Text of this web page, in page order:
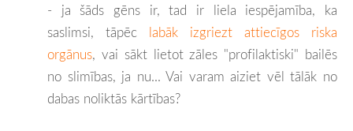
- ja šāds gēns ir, tad ir liela iespējamība, ka
saslimsi, tāpēc labāk izgriezt attiecīgos riska
orgānus, vai sākt lietot zāles "profilaktiski" bailēs
no slimības, ja nu... Vai varam aiziet vēl tālāk no
dabas noliktās kārtības?